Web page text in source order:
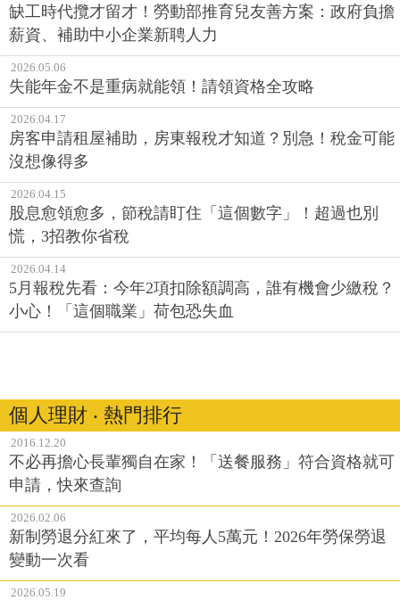
缺工時代攬才留才！勞動部推育兒友善方案：政府負擔
薪資、補助中小企業新聘人力
2026.05.06
失能年金不是重病就能領！請領資格全攻略
2026.04.17
房客申請租屋補助，房東報稅才知道？別急！稅金可能
沒想像得多
2026.04.15
股息愈領愈多，節稅請盯住「這個數字」！超過也別
慌，3招教你省稅
2026.04.14
5月報稅先看：今年2項扣除額調高，誰有機會少繳稅？
小心！「這個職業」荷包恐失血
個人理財 ‧ 熱門排行
2016.12.20
不必再擔心長輩獨自在家！「送餐服務」符合資格就可
申請，快來查詢
2026.02.06
新制勞退分紅來了，平均每人5萬元！2026年勞保勞退
變動一次看
2026.05.19